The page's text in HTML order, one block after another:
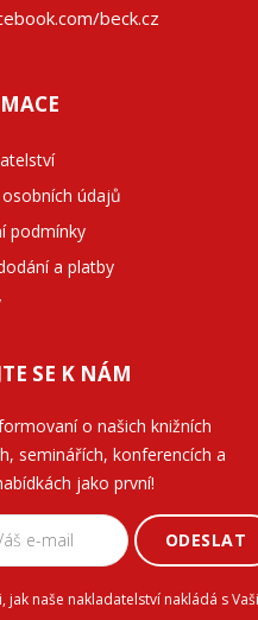
beck.cz
údajů
podmínky
a platby
SE K NÁM
o našich knižních
seminářích, konferencích a
jako první!
ODESLAT
jak naše nakladatelství nakládá s